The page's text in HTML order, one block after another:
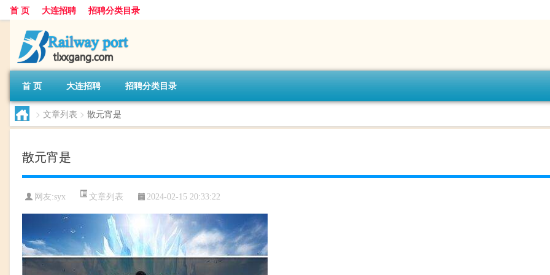
首 页 大连招聘 招聘分类目录
首 页 大连招聘 招聘分类目录
> 文章列表 > 散元宵是
散元宵是
网友:syx 文章列表 2024-02-15 20:33:22